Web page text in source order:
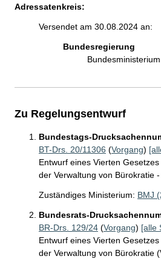
Adressatenkreis:
Versendet am 30.08.2024 an:
Bundesregierung
Zu Regelungsentwurf
Bundestags-
BT-Drs. 20/11306 (Vorgang)
Entwurf eines Vierten
der Verwaltung von Bürokratie
Zuständiges Ministerium: BMJ
Bundesrats-
BR-Drs. 129/24(Vorgang) [alle
Entwurf eines Vierten
der Verwaltung von Bürokratie